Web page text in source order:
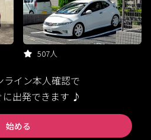
507人
ライン本人確認で
に出発できます ♪
始める